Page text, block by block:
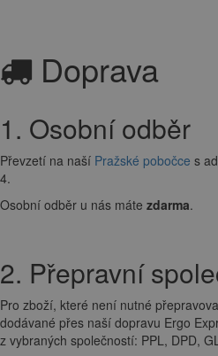
Doprava
1. Osobní odběr
Převzetí na naší Pražské pobočce s
4.
Osobní odběr u nás máte zdarma.
2. Přepravní
Pro zboží, které není nutné
dodávané přes naší dopravu Ergo
z vybraných společností: PPL, DPD,